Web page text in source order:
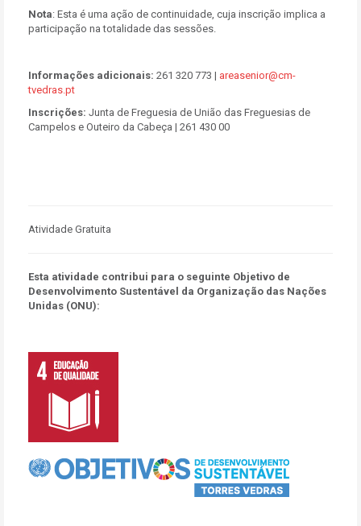
Nota: Esta é uma ação de continuidade, cuja inscrição implica a
participação na totalidade das sessões.
Informações adicionais: 261 320 773 | areasenior@cm-
tvedras.pt
Inscrições: Junta de Freguesia de União das Freguesias de
Campelos e Outeiro da Cabeça | 261 430 00
Atividade Gratuita
Esta atividade contribui para o seguinte Objetivo de
Desenvolvimento Sustentável da Organização das Nações
Unidas (ONU):